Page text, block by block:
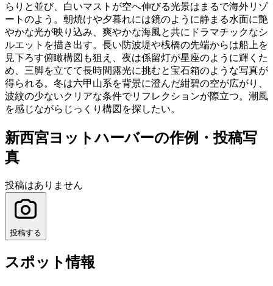
らりと並び、白いマストが空へ伸びる光景はまるで海外リゾ
ートのよう。朝焼けや夕暮れには鏡のように静まる水面に艶
やかな光が映り込み、爽やかな海風と共にドラマチックなシ
ルエットを描き出す。長い防波堤や桟橋の先端からは船上を
見下ろす俯瞰構図も狙え、夜は係留灯が星座のように輝くた
め、三脚を立てて長時間露光に挑むと宝石箱のような写真が
得られる。冬は六甲山系を背景に澄んだ紺碧の空が広がり、
波紋の少ないクリアな条件でリフレクションが際立つ。潮風
を感じながらじっくり構図を探したい。
新西宮ヨットハーバーの作例・投稿写
真
投稿はありません
投稿する
スポット情報